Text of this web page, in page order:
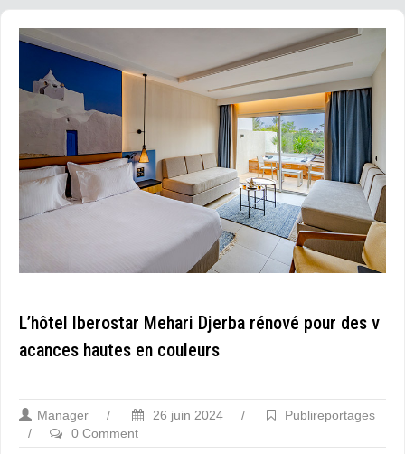
L’hôtel Iberostar Mehari Djerba rénové pour des v
acances hautes en couleurs
Manager / 26 juin 2024 /
Publireportages
/
0 Comment